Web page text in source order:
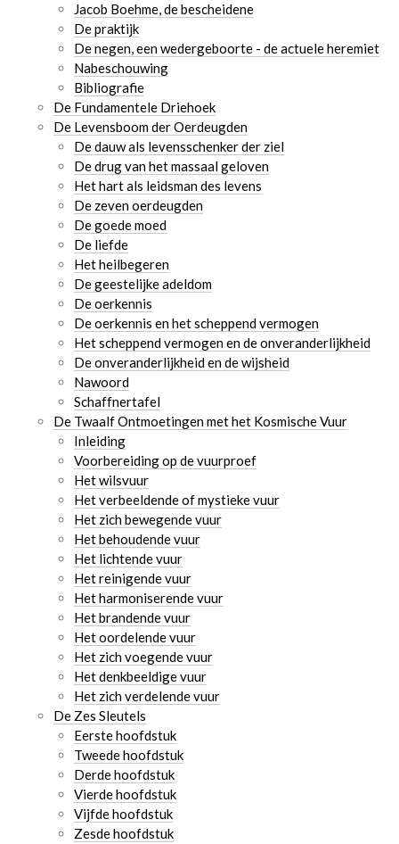
Jacob Boehme, de bescheidene
De praktijk
De negen, een wedergeboorte - de actuele heremiet
Nabeschouwing
Bibliografie
De Fundamentele Driehoek
De Levensboom der Oerdeugden
De dauw als levensschenker der ziel
De drug van het massaal geloven
Het hart als leidsman des levens
De zeven oerdeugden
De goede moed
De liefde
Het heilbegeren
De geestelijke adeldom
De oerkennis
De oerkennis en het scheppend vermogen
Het scheppend vermogen en de onveranderlijkheid
De onveranderlijkheid en de wijsheid
Nawoord
Schaffnertafel
De Twaalf Ontmoetingen met het Kosmische Vuur
Inleiding
Voorbereiding op de vuurproef
Het wilsvuur
Het verbeeldende of mystieke vuur
Het zich bewegende vuur
Het behoudende vuur
Het lichtende vuur
Het reinigende vuur
Het harmoniserende vuur
Het brandende vuur
Het oordelende vuur
Het zich voegende vuur
Het denkbeeldige vuur
Het zich verdelende vuur
De Zes Sleutels
Eerste hoofdstuk
Tweede hoofdstuk
Derde hoofdstuk
Vierde hoofdstuk
Vijfde hoofdstuk
Zesde hoofdstuk